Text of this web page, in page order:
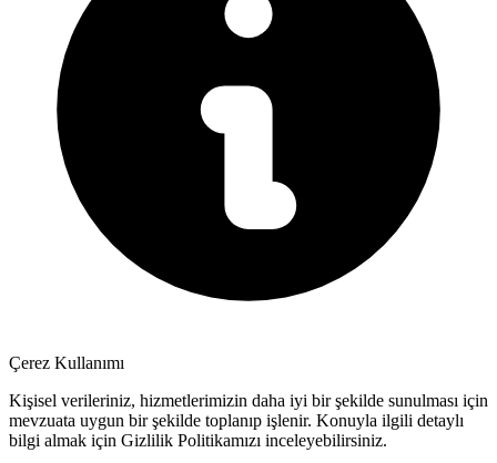
Çerez Kullanımı
Kişisel verileriniz, hizmetlerimizin daha iyi bir şekilde sunulması için
mevzuata uygun bir şekilde toplanıp işlenir. Konuyla ilgili detaylı
bilgi almak için Gizlilik Politikamızı inceleyebilirsiniz.